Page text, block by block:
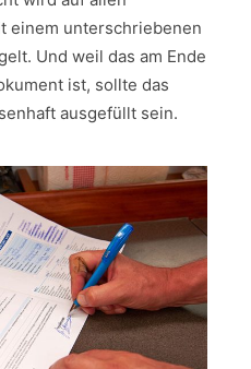
einem unterschriebenen
Und weil das am Ende
ist, sollte das
ausgefüllt sein.